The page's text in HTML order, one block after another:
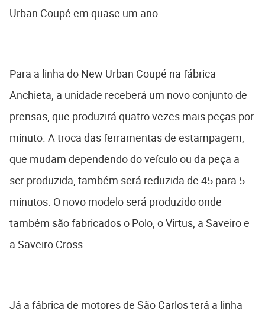
Urban Coupé em quase um ano.
Para a linha do New Urban Coupé na fábrica
Anchieta, a unidade receberá um novo conjunto de
prensas, que produzirá quatro vezes mais peças por
minuto. A troca das ferramentas de estampagem,
que mudam dependendo do veículo ou da peça a
ser produzida, também será reduzida de 45 para 5
minutos. O novo modelo será produzido onde
também são fabricados o Polo, o Virtus, a Saveiro e
a Saveiro Cross.
Já a fábrica de motores de São Carlos terá a linha